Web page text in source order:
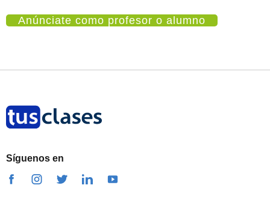
Anúnciate como profesor o alumno
Síguenos en